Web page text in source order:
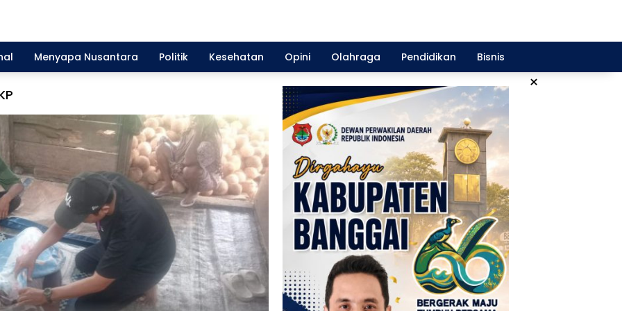
Menyapa Nusantara Politik Kesehatan Opini Olahraga Pendidikan Bisnis
×